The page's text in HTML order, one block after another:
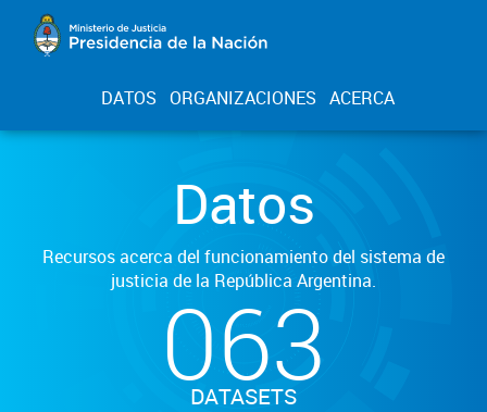
DATOS ORGANIZACIONES ACERCA
Datos
Recursos acerca del funcionamiento del sistema de
justicia de la República Argentina.
063
DATASETS